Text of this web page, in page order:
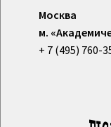
Москва
м.
+ 7 (495) 760-